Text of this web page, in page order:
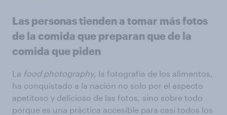
Las personas tienden a tomar más fotos
de la comida que preparan que de la
comida que piden
La food photography, la fotografía de los alimentos,
ha conquistado a la nación no solo por el aspecto
apetitoso y delicioso de las fotos, sino sobre todo
porque es una práctica accesible para casi todos los